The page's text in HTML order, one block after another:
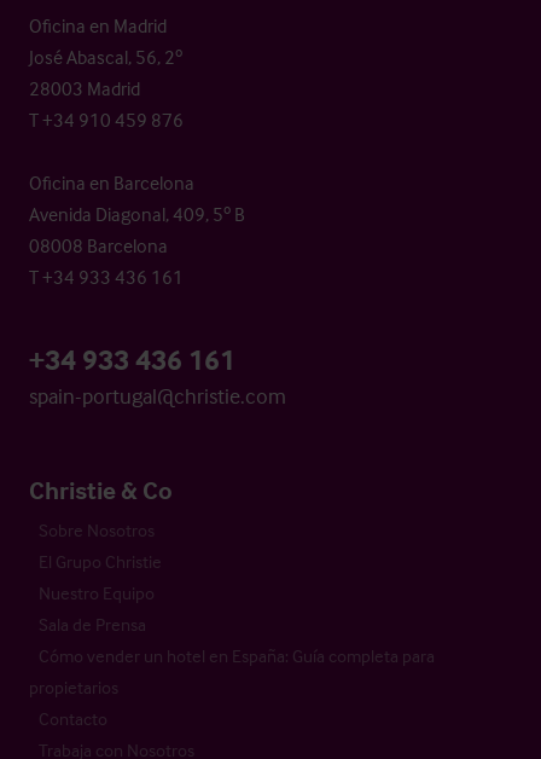
Oficina en Madrid
José Abascal, 56, 2º
28003 Madrid
T +34 910 459 876
Oficina en Barcelona
Avenida Diagonal, 409, 5º B
08008 Barcelona
T +34 933 436 161
+34 933 436 161
spain-portugal@christie.com
Christie & Co
Sobre Nosotros
El Grupo Christie
Nuestro Equipo
Sala de Prensa
Cómo vender un hotel en España: Guía completa para
propietarios
Contacto
Trabaja con Nosotros